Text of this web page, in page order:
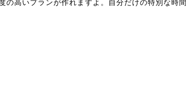
高いプランが作れますよ。自分だけの特別な時間